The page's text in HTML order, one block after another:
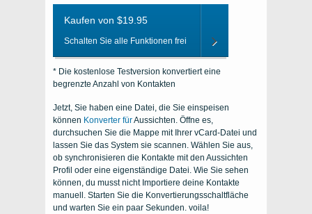
Kaufen von $19.95
Schalten Sie alle Funktionen frei
* Die kostenlose Testversion konvertiert eine
begrenzte Anzahl von Kontakten
Jetzt, Sie haben eine Datei, die Sie einspeisen
können Konverter fürAussichten. Öffne es,
durchsuchen Sie die Mappe mit Ihrer vCard-Datei und
lassen Sie das System sie scannen. Wählen Sie aus,
ob synchronisieren die Kontakte mit den Aussichten
Profil oder eine eigenständige Datei. Wie Sie sehen
können, du musst nicht Importiere deine Kontakte
manuell. Starten Sie die Konvertierungsschaltfläche
und warten Sie ein paar Sekunden. voila!